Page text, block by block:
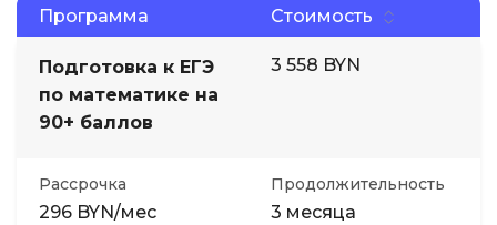
Программа Стоимость
Подготовка к ЕГЭ
по математике на
90+ баллов
3 558 BYN
Рассрочка
296 BYN/мес
Продолжительность
3 месяца